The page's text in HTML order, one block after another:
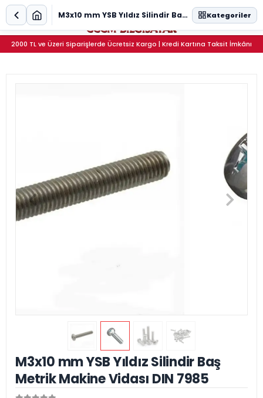
2000 TL ve Üzeri Siparişlerde Ücretsiz Kargo | Kredi Kartına Taksit İmkânı
0
M3x10 mm YSB Yıldız Silindir Baş
Metrik Makine Vidası DIN 7985
M3x10 mm YSB Yıldız Silindir Baş Metrik Makine Vidası DIN 7985 Kategoriler